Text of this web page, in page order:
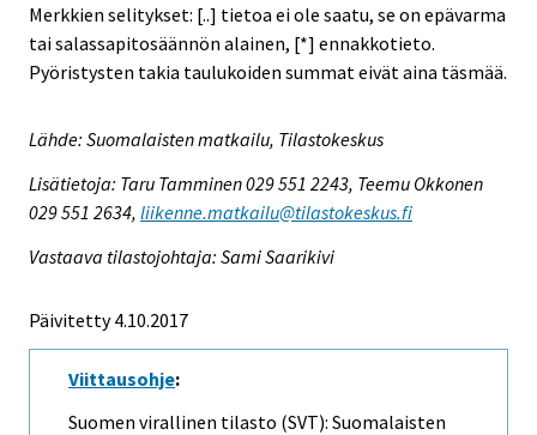
Merkkien selitykset: [..] tietoa ei ole saatu, se on epävarma
tai salassapitosäännön alainen, [*] ennakkotieto.
Pyöristysten takia taulukoiden summat eivät aina täsmää.
Lähde: Suomalaisten matkailu, Tilastokeskus
Lisätietoja: Taru Tamminen 029 551 2243, Teemu Okkonen
029 551 2634, liikenne.matkailu@tilastokeskus.fi
Vastaava tilastojohtaja: Sami Saarikivi
Päivitetty 4.10.2017
Viittausohje:
Suomen virallinen tilasto (SVT): Suomalaisten